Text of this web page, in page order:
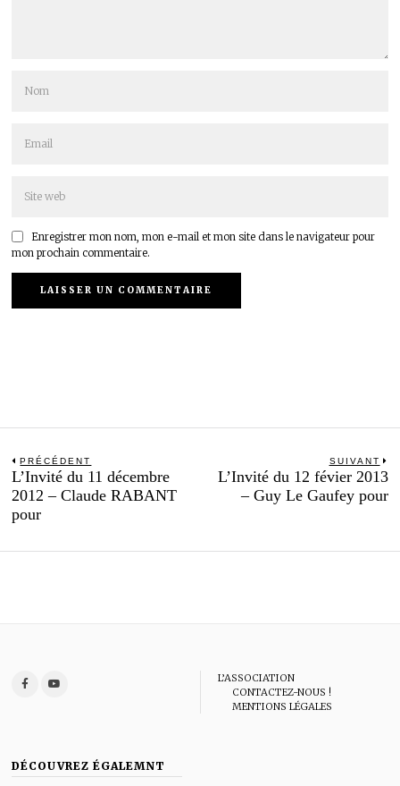
Enregistrer mon nom, mon e-mail et mon site dans le navigateur pour
mon prochain commentaire.
Navigation
de
l’article
PRÉCÉDENT
Previous
post:
L’Invité du 11 décembre
2012 – Claude RABANT
pour
SUIVANT
L’Invité du 12 févier 2013
– Guy Le Gaufey pour
L’ASSOCIATION
CONTACTEZ-NOUS !
MENTIONS LÉGALES
DÉCOUVREZ ÉGALEMNT